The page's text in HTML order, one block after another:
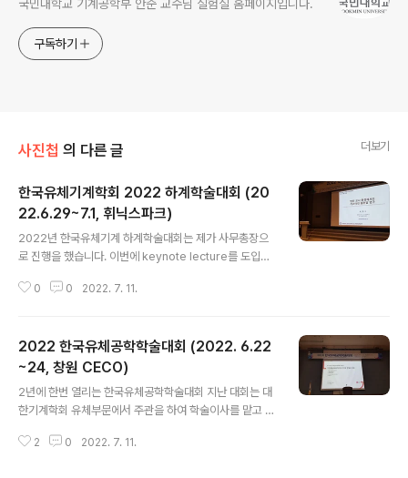
국민대학교 기계공학부 안준 교수님 실험실 홈페이지입니다.
구독하기
사진첩 의 다른 글 더보기
한국유체기계학회 2022 하계학술대회 (20
22.6.29~7.1, 휘닉스파크)
2022년 한국유체기계 하계학술대회는 제가 사무총장으
로 진행을 했습니다. 이번에 keynote lecture를 도입을
스팀터빈 분과에서는 네 분의 연사를 모셨고 첫 강연은 항
단장님의 열정적인 모습이 인상깊었습니다. 우리 실험실에
서는 전예환 군이 발표를 하였고 우수 발표상을 수상하였
습니다. 축하 드립니다.
0 0 2022. 7. 11.
2022 한국유체공학학술대회 (2022. 6.22
~24, 창원 CECO)
2년에 한번 열리는 한국유체공학학술대회 지난 대회는 대
한기계학회 유체부문에서 주관을 하여 학술이사를 맡고 있
에서 주관을 하였고 수석 재무이사를 맡고 있어 다시 조직
2 0 2022. 7. 11.